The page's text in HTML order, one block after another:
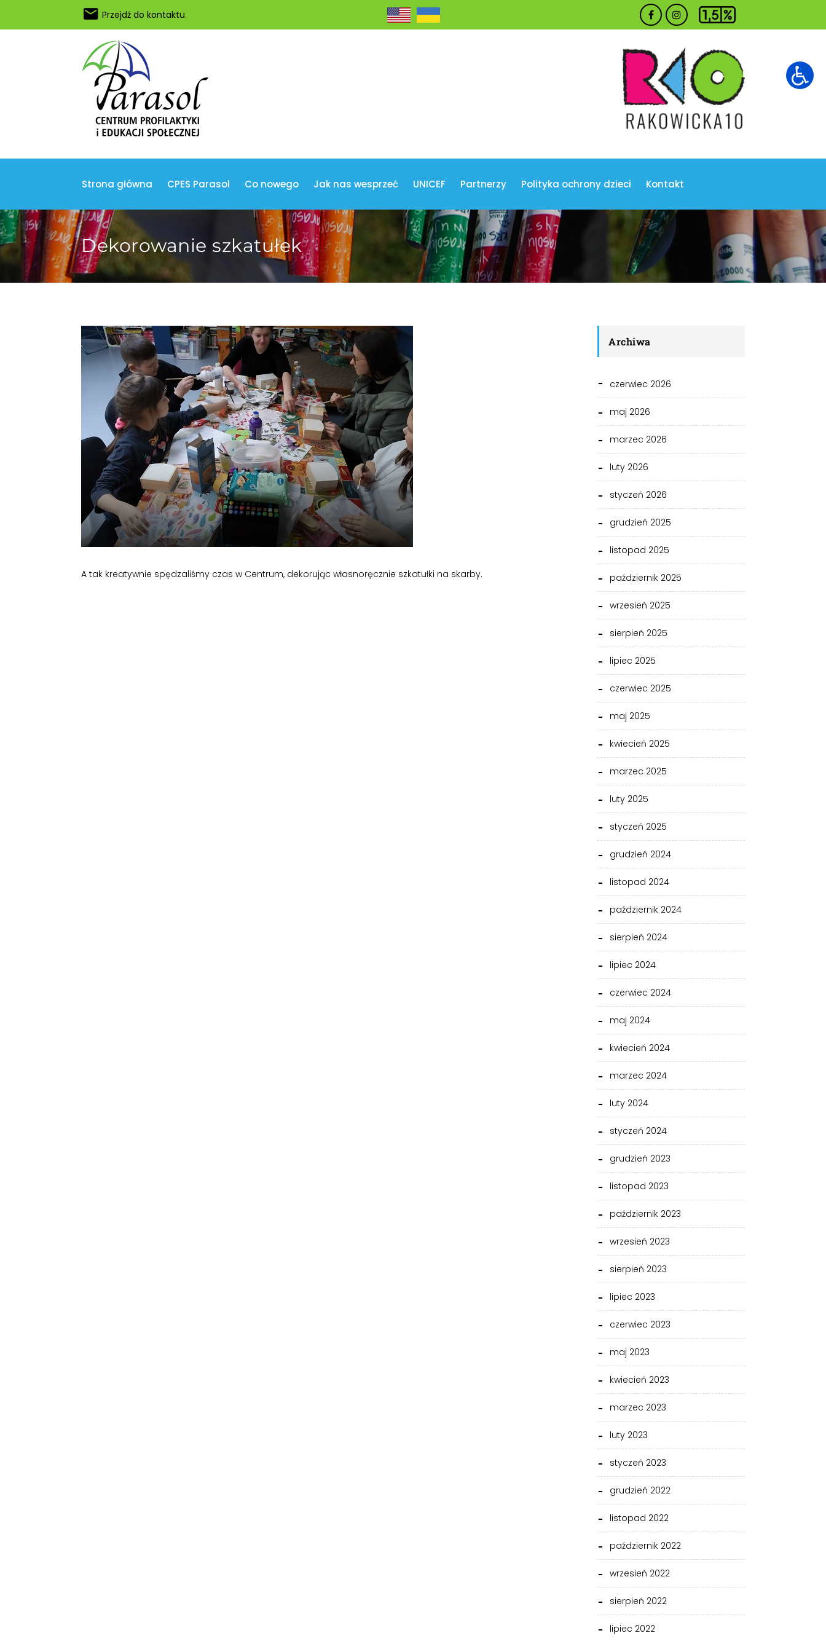
Przejdź do kontaktu
Strona główna CPES Parasol Co nowego Jak nas wesprzeć UNICEF Partnerzy Polityka ochrony dzieci Kontakt
Dekorowanie szkatułek
A tak kreatywnie spędzaliśmy czas w Centrum, dekorując własnoręcznie szkatułki na skarby.
Archiwa
czerwiec 2026
maj 2026
marzec 2026
luty 2026
styczeń 2026
grudzień 2025
listopad 2025
październik 2025
wrzesień 2025
sierpień 2025
lipiec 2025
czerwiec 2025
maj 2025
kwiecień 2025
marzec 2025
luty 2025
styczeń 2025
grudzień 2024
listopad 2024
październik 2024
sierpień 2024
lipiec 2024
czerwiec 2024
maj 2024
kwiecień 2024
marzec 2024
luty 2024
styczeń 2024
grudzień 2023
listopad 2023
październik 2023
wrzesień 2023
sierpień 2023
lipiec 2023
czerwiec 2023
maj 2023
kwiecień 2023
marzec 2023
luty 2023
styczeń 2023
grudzień 2022
listopad 2022
październik 2022
wrzesień 2022
sierpień 2022
lipiec 2022